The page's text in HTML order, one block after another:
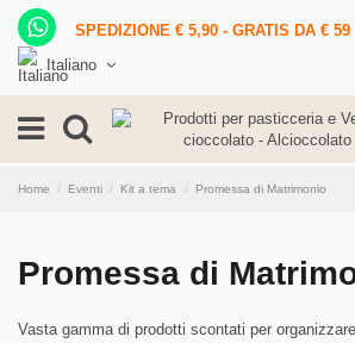
SPEDIZIONE € 5,90 - GRATIS DA € 59
Italiano
Home Eventi Kit a tema Promessa di Matrimonio
Promessa di
Vasta gamma di prodotti scontati per